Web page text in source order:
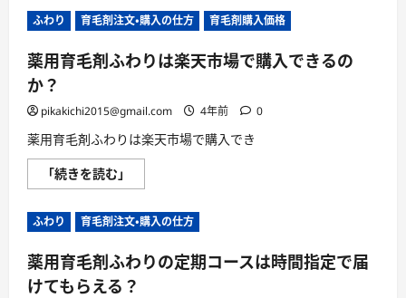
つ
い
て
さ
ら
に
リ
で
売
れ
て
薬
育
毛
剤
わ
は
買
う
べ
き？
に
つ
ふわり 育毛剤注文・購入の仕方 育毛剤購入価格
薬用育毛剤ふわりは楽天市場で購入できるの
か？
pikakichi2015@gmail.com 4年前 0
薬用育毛剤ふわりは楽天市場で購入でき
「続きを読む」
用
毛
剤
ふ
り
は
楽
ふわり 育毛剤注文・購入の仕方
薬用育毛剤ふわりの定期コースは時間指定で届
けてもらえる？